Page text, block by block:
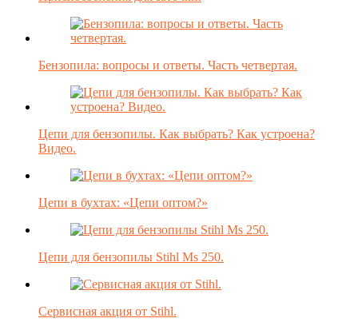
Бензопила: вопросы и ответы. Часть четвертая.
Цепи для бензопилы. Как выбрать? Как устроена?
Видео.
Цепи в бухтах: «Цепи оптом?»
Цепи для бензопилы Stihl Ms 250.
Сервисная акция от Stihl.